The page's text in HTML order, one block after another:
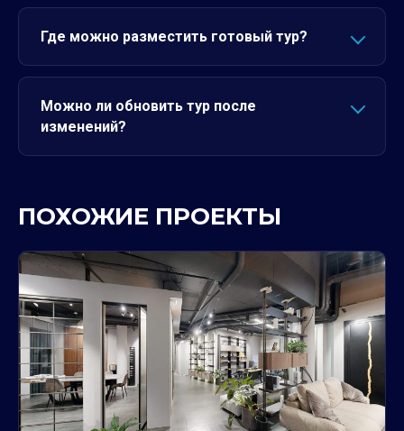
Где можно разместить готовый тур?
Можно ли обновить тур после
изменений?
ПОХОЖИЕ ПРОЕКТЫ